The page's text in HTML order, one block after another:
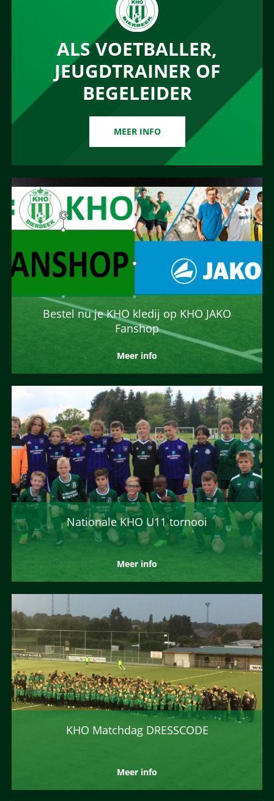
ALS VOETBALLER,
JEUGDTRAINER OF
BEGELEIDER
MEER INFO
Bestel nu je KHO kledij op KHO JAKO
Fanshop
Meer info
Nationale KHO U11 tornooi
Meer info
KHO Matchdag DRESSCODE
Meer info